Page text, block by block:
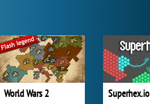
World Wars 2 Superhex.io